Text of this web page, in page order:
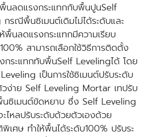
นลดแรงกระแทกกับพื้นปูนSelf
รณีพื้นซิเมนต์เดิมไม่ได้ระดับและ
พื้นลดแรงกระแทกมีความเรียบ
สามารถเลือกใช้วิธีการติดตั้ง
ระแทกทับพื้นSelf Levelingได้ โดย
เป็นการใช้ซิเมนต์ปรับระดับ
ง่าย Self Leveling Mortar เทปรับ
นซิเมนต์ขัดหยาบ ซึ่ง Self Leveling
ไหลปรับระดับด้วยตัวเองด้วย
ศษ ทำให้พื้นได้ระดับ100% ปรับระ